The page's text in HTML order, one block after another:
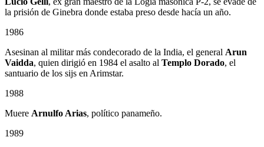
la prisión de Ginebra donde estaba preso desde hacía un año.
1986
Asesinan al militar más condecorado de la India, el general Arun
Vaidda, quien dirigió en 1984 el asalto al Templo Dorado, el
santuario de los sijs en Arimstar.
1988
Muere Arnulfo Arias, político panameño.
1989